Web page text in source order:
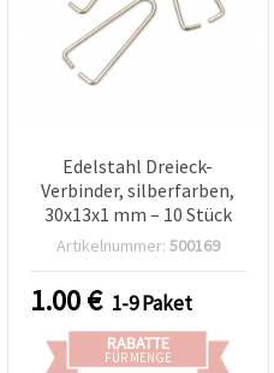
Edelstahl Dreieck-
Verbinder, silberfarben,
30x13x1 mm – 10 Stück
Artikelnummer: 500169
1.00€ 1-9 Paket
RABATTE
FÜR MENGE